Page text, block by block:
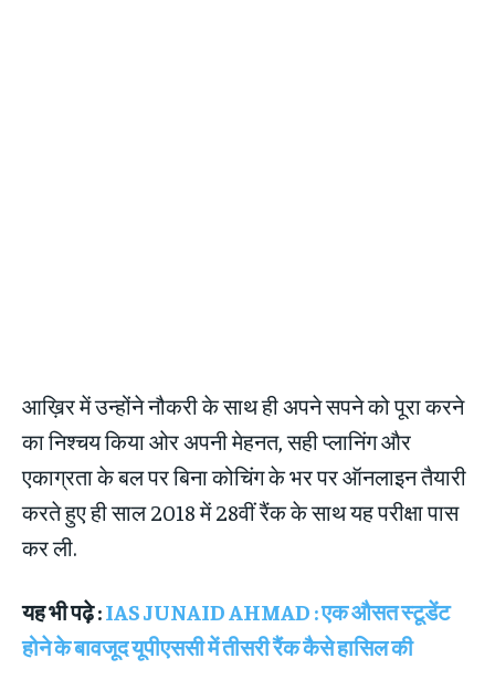
आख़िर में उन्होंने नौकरी के साथ ही अपने सपने को पूरा करने
का निश्चय किया ओर अपनी मेहनत, सही प्लानिंग और
एकाग्रता के बल पर बिना कोचिंग के भर पर ऑनलाइन तैयारी
करते हुए ही साल 2018 में 28वीं रैंक के साथ यह परीक्षा पास
कर ली.
यह भी पढ़े :IAS JUNAID AHMAD : एक औसत स्टूडेंट
होने के बावजूद यूपीएससी में तीसरी रैंक कैसे हासिल की